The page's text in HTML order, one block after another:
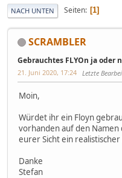
NACH UNTEN Seiten 1
SCRAMBLER
Gebrauchtes FLYOn ja oder
21. Juni 2020, 17:24 Letzte
Moin,
Würdet ihr ein Floyn
vorhanden auf den Namen
eurer Sicht ein realistischer
Danke
Stefan